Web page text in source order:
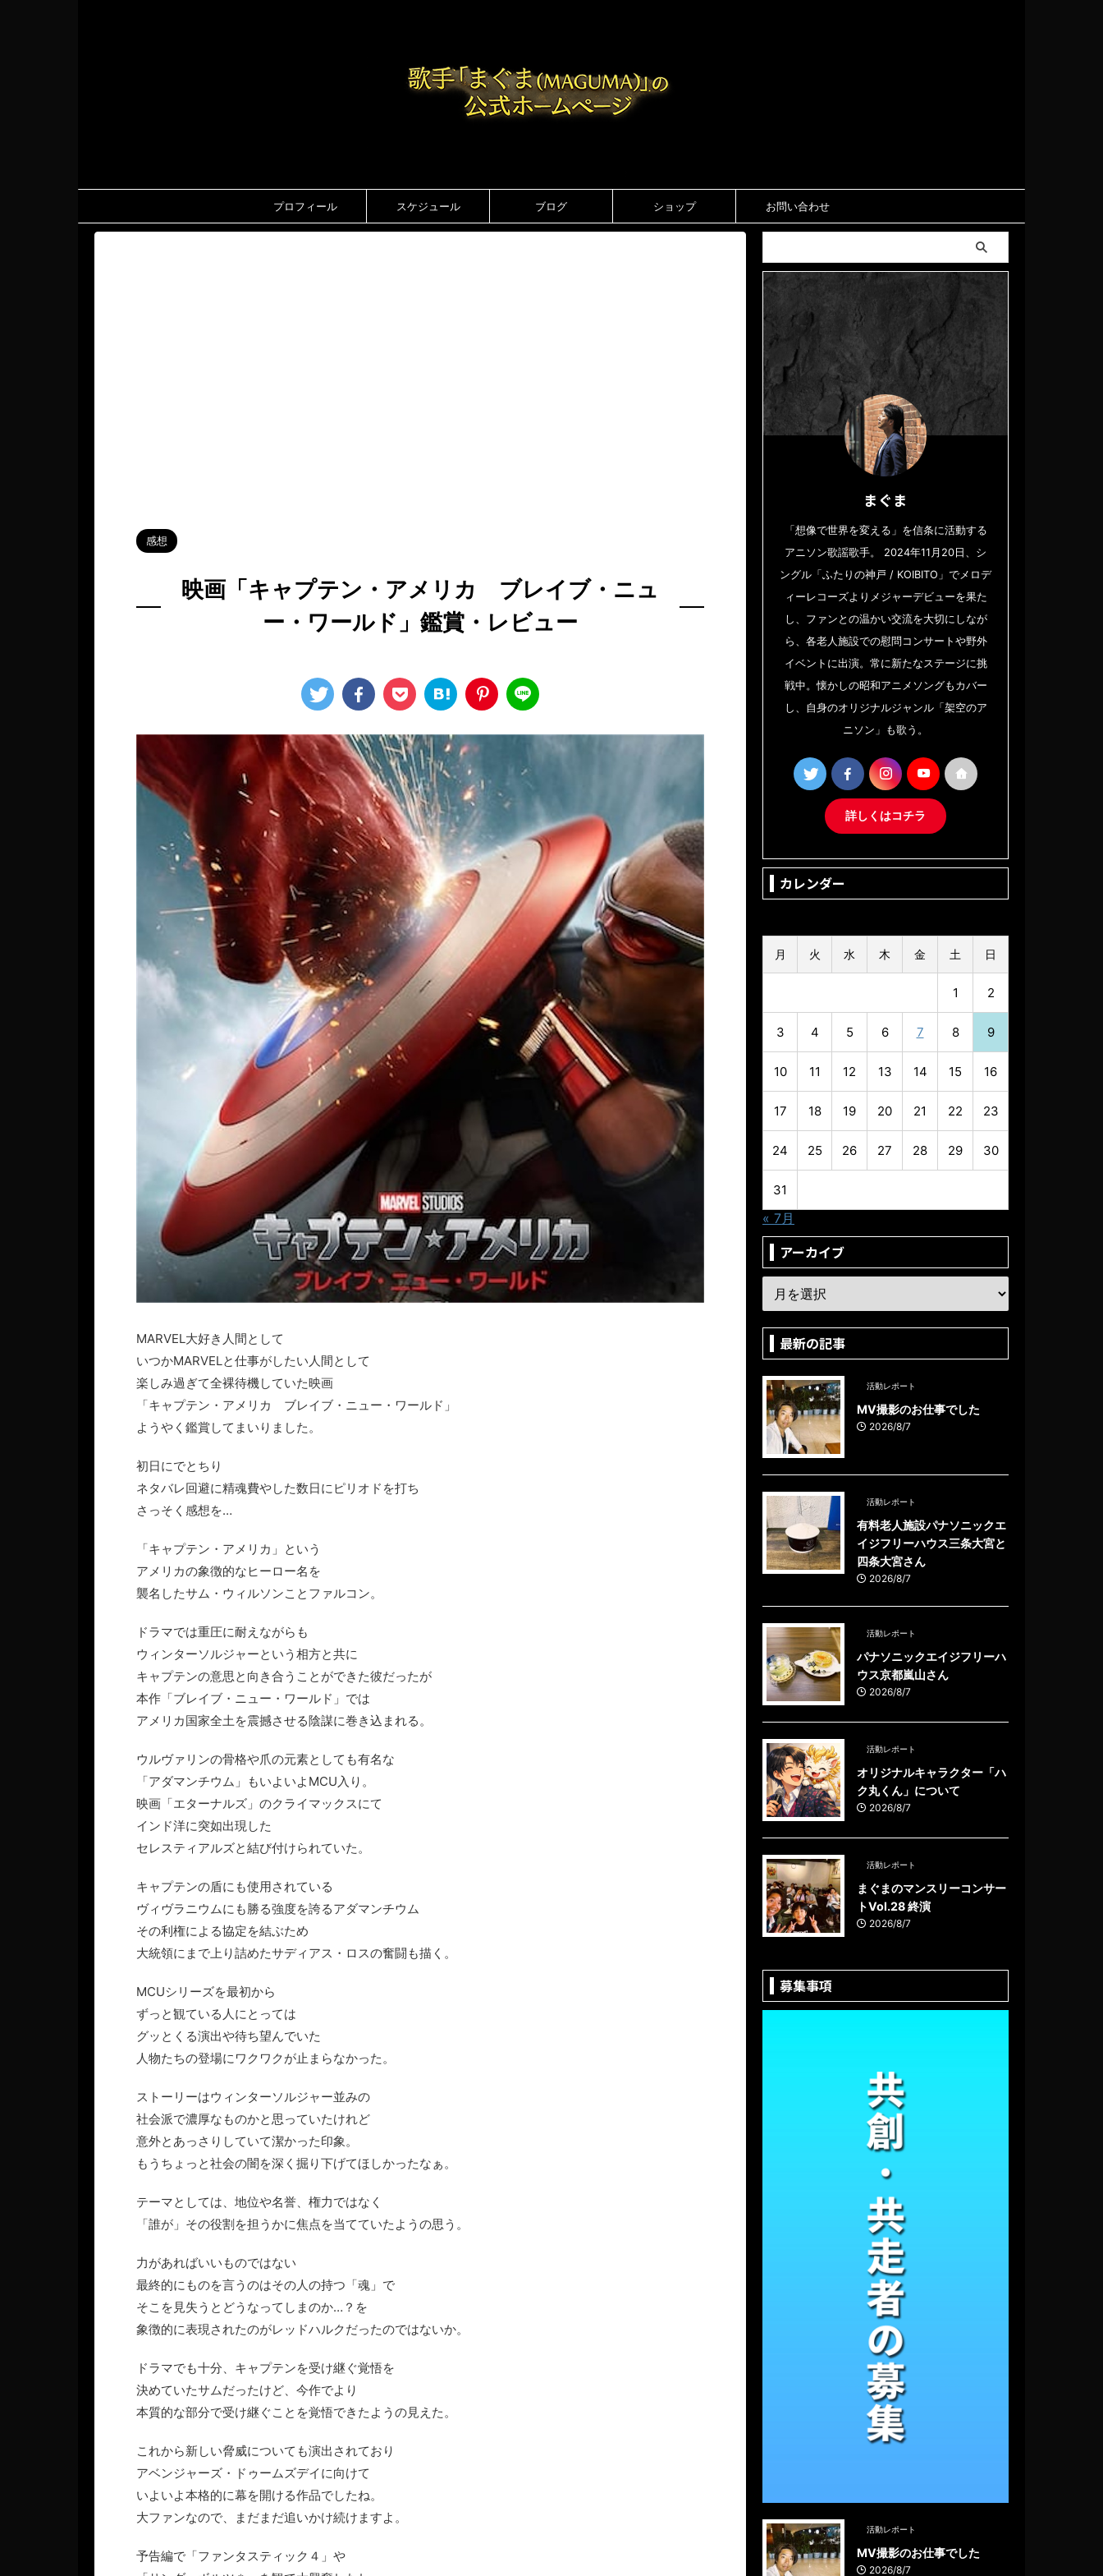
プロフィール スケジュール ブログ ショップ お問い合わせ
感想
映画「キャプテン・アメリカ ブレイブ・ニュ
ー・ワールド」鑑賞・レビュー
MARVEL大好き人間として
いつかMARVELと仕事がしたい人間として
楽しみ過ぎて全裸待機していた映画
「キャプテン・アメリカ ブレイブ・ニュー・ワールド」
ようやく鑑賞してまいりました。
初日にでとちり
ネタバレ回避に精魂費やした数日にピリオドを打ち
さっそく感想を…
「キャプテン・アメリカ」という
アメリカの象徴的なヒーロー名を
襲名したサム・ウィルソンことファルコン。
ドラマでは重圧に耐えながらも
ウィンターソルジャーという相方と共に
キャプテンの意思と向き合うことができた彼だったが
本作「ブレイブ・ニュー・ワールド」では
アメリカ国家全土を震撼させる陰謀に巻き込まれる。
ウルヴァリンの骨格や爪の元素としても有名な
「アダマンチウム」もいよいよMCU入り。
映画「エターナルズ」のクライマックスにて
インド洋に突如出現した
セレスティアルズと結び付けられていた。
キャプテンの盾にも使用されている
ヴィヴラニウムにも勝る強度を誇るアダマンチウム
その利権による協定を結ぶため
大統領にまで上り詰めたサディアス・ロスの奮闘も描く。
MCUシリーズを最初から
ずっと観ている人にとっては
グッとくる演出や待ち望んでいた
人物たちの登場にワクワクが止まらなかった。
ストーリーはウィンターソルジャー並みの
社会派で濃厚なものかと思っていたけれど
意外とあっさりしていて潔かった印象。
もうちょっと社会の闇を深く掘り下げてほしかったなぁ。
テーマとしては、地位や名誉、権力ではなく
「誰が」その役割を担うかに焦点を当てていたようの思う。
力があればいいものではない
最終的にものを言うのはその人の持つ「魂」で
そこを見失うとどうなってしまのか…？を
象徴的に表現されたのがレッドハルクだったのではないか。
ドラマでも十分、キャプテンを受け継ぐ覚悟を
決めていたサムだったけど、今作でより
本質的な部分で受け継ぐことを覚悟できたようの見えた。
これから新しい脅威についても演出されており
アベンジャーズ・ドゥームズデイに向けて
いよいよ本格的に幕を開ける作品でしたね。
大ファンなので、まだまだ追いかけ続けますよ。
予告編で「ファンタスティック４」や
まぐま
「想像で世界を変える」を信条に活動する
アニソン歌謡歌手。 2024年11月20日、シ
ングル「ふたりの神戸 / KOIBITO」でメロデ
ィーレコーズよりメジャーデビューを果た
し、ファンとの温かい交流を大切にしなが
ら、各老人施設での慰問コンサートや野外
イベントに出演。常に新たなステージに挑
戦中。懐かしの昭和アニメソングもカバー
し、自身のオリジナルジャンル「架空のア
ニソン」も歌う。
詳しくはコチラ
カレンダー
月 火 水 木 金 土 日
1 2
3 4 5 6 7 8 9
10 11 12 13 14 15 16
17 18 19 20 21 22 23
24 25 26 27 28 29 30
31
« 7月
アーカイブ
最新の記事
活動レポート
MV撮影のお仕事でした
2026/8/7
活動レポート
有料老人施設パナソニックエ
イジフリーハウス三条大宮と
四条大宮さん
2026/8/7
活動レポート
パナソニックエイジフリーハ
ウス京都嵐山さん
2026/8/7
活動レポート
オリジナルキャラクター「ハ
ク丸くん」について
2026/8/7
活動レポート
まぐまのマンスリーコンサー
トVol.28 終演
2026/8/7
募集事項
活動レポート
MV撮影のお仕事でした
2026/8/7